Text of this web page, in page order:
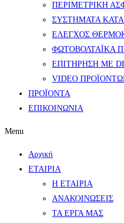
ΠΕΡΙΜΕΤΡΙΚΗ
ΣΥΣΤΗΜΑΤΑ
ΕΛΕΓΧΟΣ
ΦΩΤΟΒΟΛΤΑΪΚΑ
ΕΠΙΤΗΡΗΣΗ ΜΕ
VIDEO
ΠΡΟΪΟΝΤΑ
ΕΠΙΚΟΙΝΩΝΙΑ
Menu
Αρχική
ΕΤΑΙΡΙΑ
Η ΕΤΑΙΡΙΑ
ΑΝΑΚΟΙΝΩΣΕΙΣ
ΤΑ ΕΡΓΑ ΜΑΣ